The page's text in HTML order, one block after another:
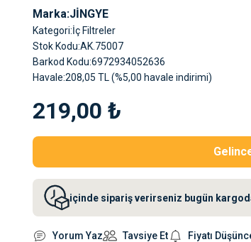
Marka JİNGYE
Kategori İç Filtreler
Stok Kodu AK.75007
Barkod Kodu 6972934052636
Havale 208,05 TL (%5,00 havale indirimi)
219,00 ₺
içinde sipariş verirseniz bugün
Yorum Yaz Tavsiye Et Fiyatı